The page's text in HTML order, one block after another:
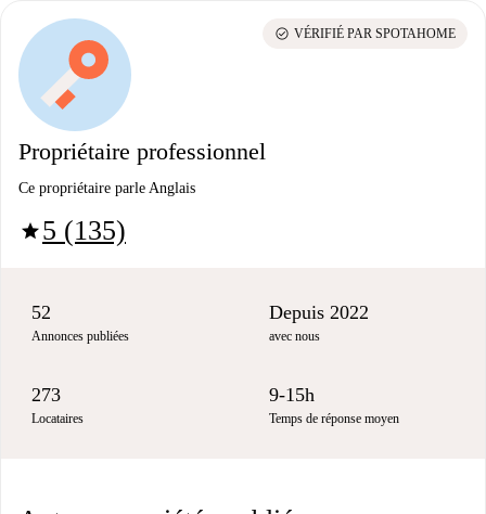
Propriétaire professionnel
Ce propriétaire parle Anglais
star5 (135)
check_circle VÉRIFIÉ PAR SPOTAHOME
52
Annonces publiées
Depuis 2022
avec nous
273
Locataires
9-15h
Temps de réponse moyen